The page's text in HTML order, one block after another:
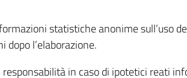
statistiche anonime sull’uso
l’elaborazione.
in caso di ipotetici reati